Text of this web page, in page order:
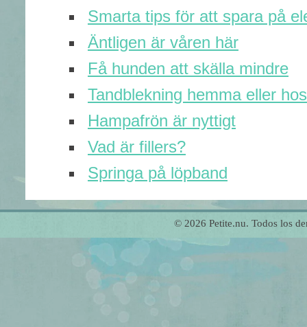
Smarta tips för att spara på
Äntligen är våren här
Få hunden att skälla mindre
Tandblekning hemma eller
Hampafrön är nyttigt
Vad är fillers?
Springa på löpband
© 2026 Petite.nu. Todos los